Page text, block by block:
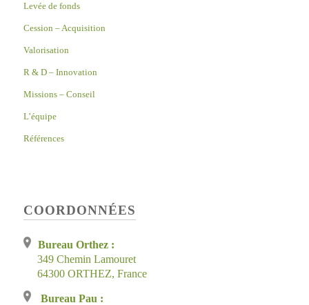
Levée de fonds
Cession – Acquisition
Valorisation
R & D – Innovation
Missions – Conseil
L’équipe
Références
COORDONNÉES
Bureau Orthez :
349 Chemin Lamouret
64300 ORTHEZ, France
Bureau Pau :